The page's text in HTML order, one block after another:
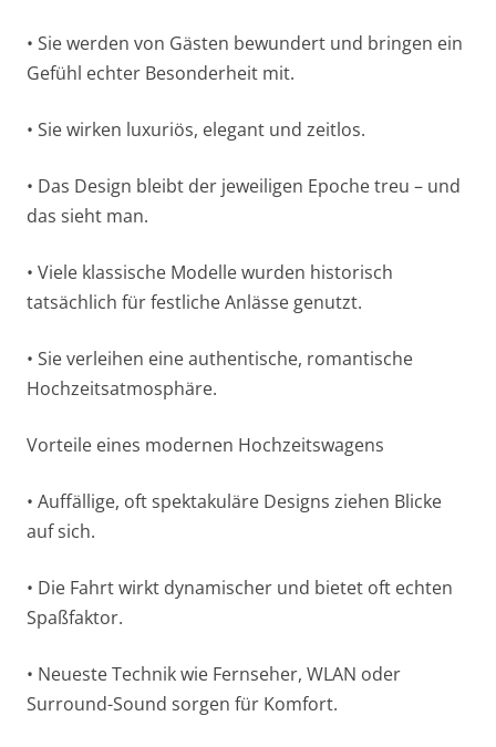
• Sie werden von Gästen bewundert und bringen ein
Gefühl echter Besonderheit mit.
• Sie wirken luxuriös, elegant und zeitlos.
• Das Design bleibt der jeweiligen Epoche treu – und
das sieht man.
• Viele klassische Modelle wurden historisch
tatsächlich für festliche Anlässe genutzt.
• Sie verleihen eine authentische, romantische
Hochzeitsatmosphäre.
Vorteile eines modernen Hochzeitswagens
• Auffällige, oft spektakuläre Designs ziehen Blicke
auf sich.
• Die Fahrt wirkt dynamischer und bietet oft echten
Spaßfaktor.
• Neueste Technik wie Fernseher, WLAN oder
Surround-Sound sorgen für Komfort.